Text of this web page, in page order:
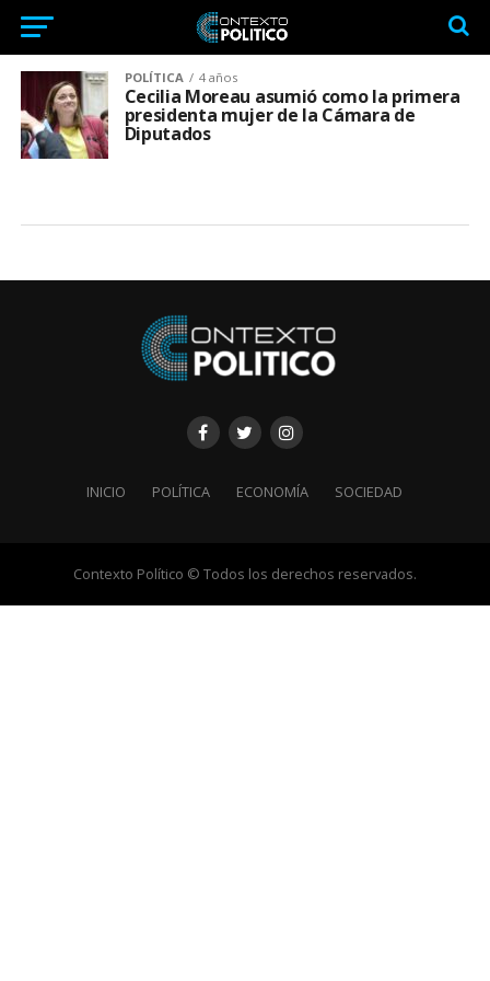
POLÍTICA 4 años
Cecilia Moreau asumió como la primera
presidenta mujer de la Cámara de
Diputados
INICIO POLÍTICA ECONOMÍA SOCIEDAD
Contexto Político © Todos los derechos reservados.